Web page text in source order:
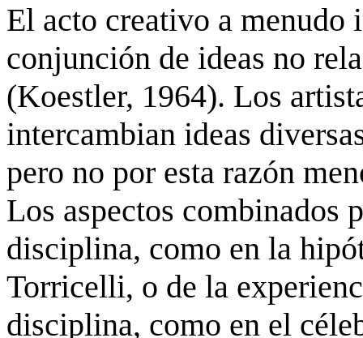
El acto creativo a
conjunción de ideas no
(Koestler, 1964). Los
intercambian ideas
pero no por esta razón
Los aspectos combinados
disciplina, como en la
Torricelli, o de la
disciplina, como en el